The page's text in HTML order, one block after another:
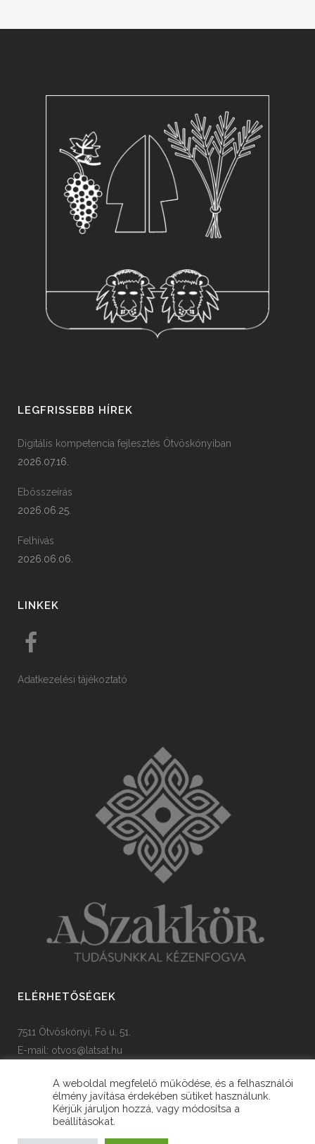
LEGFRISSEBB HÍREK
Digitális kompetencia fejlesztés Ötvöskónyiban
2026.07.16.
Ebösszeírás
2026.06.25.
Felhívás
2026.06.06.
LINKEK
Adatkezelési tájékoztató
ELÉRHETŐSÉGEK
7511 Ötvöskónyi, Fő u. 51.
E-mail: otvos@latsat.hu
A weboldal megfelelő működése, és a felhasználói
élmény javítása érdekében sütiket használunk.
Kérjük járuljon hozzá, vagy módosítsa a
beállításokat.